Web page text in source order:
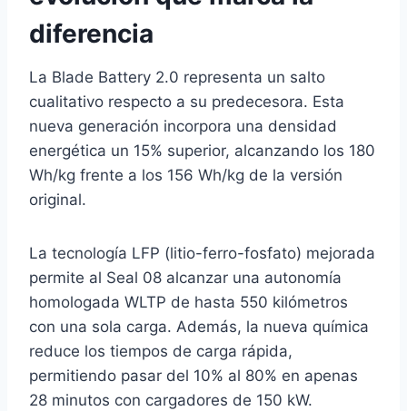
diferencia
La Blade Battery 2.0 representa un salto
cualitativo respecto a su predecesora. Esta
nueva generación incorpora una densidad
energética un 15% superior, alcanzando los 180
Wh/kg frente a los 156 Wh/kg de la versión
original.
La tecnología LFP (litio-ferro-fosfato) mejorada
permite al Seal 08 alcanzar una autonomía
homologada WLTP de hasta 550 kilómetros
con una sola carga. Además, la nueva química
reduce los tiempos de carga rápida,
permitiendo pasar del 10% al 80% en apenas
28 minutos con cargadores de 150 kW.